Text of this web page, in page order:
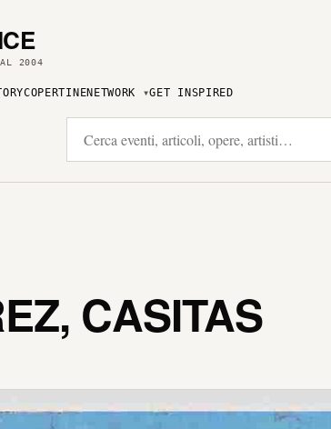
2004
COPERTINENETWORK GET INSPIRED
CASITAS